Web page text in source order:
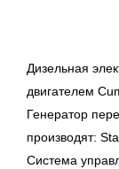
Дизельная
двигателем
Генератор
производят:
Система